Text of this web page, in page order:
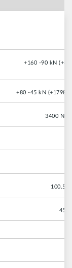
+160 -90 kN
+80 -45 kN (+17988
3400 Nm
100.5
45